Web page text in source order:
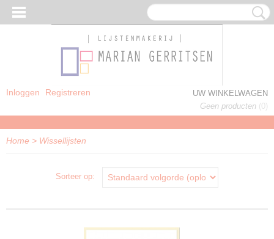
Inloggen Registreren
UW WINKELWAGEN
Geen producten (0)
Home > Wissellijsten
Sorteer op: